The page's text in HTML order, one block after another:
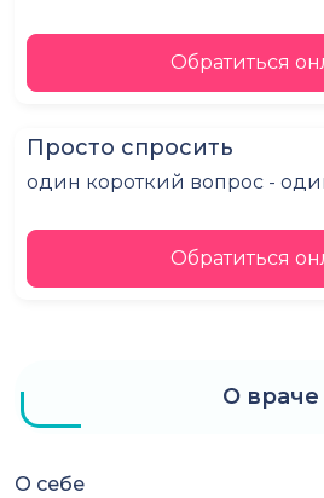
Обратиться
Просто спросить
один короткий вопрос -
Обратиться
О враче
О себе